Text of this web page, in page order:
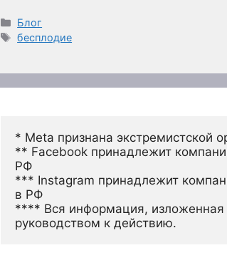
Рубрики
Блог
Метки
бесплодие
* Meta признана экстремистской
** Facebook принадлежит
РФ
*** Instagram принадлежит
в РФ
**** Вся информация, изложенная
руководством к действию.